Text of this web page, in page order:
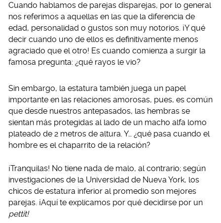
Cuando hablamos de parejas disparejas, por lo general
nos referimos a aquellas en las que la diferencia de
edad, personalidad o gustos son muy notorios. ¡Y qué
decir cuando uno de ellos es definitivamente menos
agraciado que el otro! Es cuando comienza a surgir la
famosa pregunta: ¿qué rayos le vio?
Sin embargo, la estatura también juega un papel
importante en las relaciones amorosas, pues, es común
que desde nuestros antepasados, las hembras se
sientan más protegidas al lado de un macho alfa lomo
plateado de 2 metros de altura. Y… ¿qué pasa cuando el
hombre es el chaparrito de la relación?
¡Tranquilas! No tiene nada de malo, al contrario; según
investigaciones de la Universidad de Nueva York, los
chicos de estatura inferior al promedio son mejores
parejas. ¡Aquí te explicamos por qué decidirse por un
pettit!